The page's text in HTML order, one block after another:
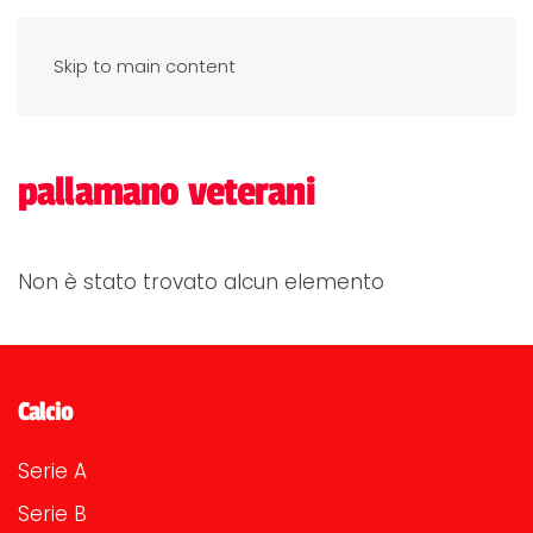
Skip to main content
pallamano veterani
Non è stato trovato alcun elemento
Calcio
Serie A
Serie B